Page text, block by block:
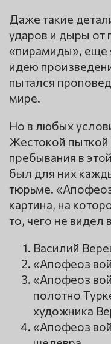
Даже такие
ударов и дыры от
«пирамиды», еще
идею
пытался
мире.
Но в любых
Жестокой
пребывания в
был для них
тюрьме.
картина, на
то, чего не видел
Василий
«Апофеоз
«Апофеоз
полотно
художника
«Апофеоз